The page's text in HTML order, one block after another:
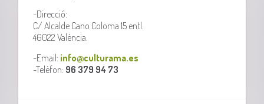
-Direcció:
C/ Alcalde Cano Coloma 15 entl.
46022 València.
-Email: info@culturama.es
-Telèfon: 96 379 94 73